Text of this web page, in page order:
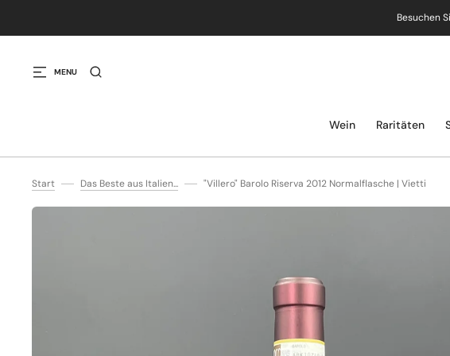
Besuchen
MENU
Wein Raritäten
Start Das Beste aus Italien... "Villero" Barolo Riserva 2012 Normalflasche | Vietti